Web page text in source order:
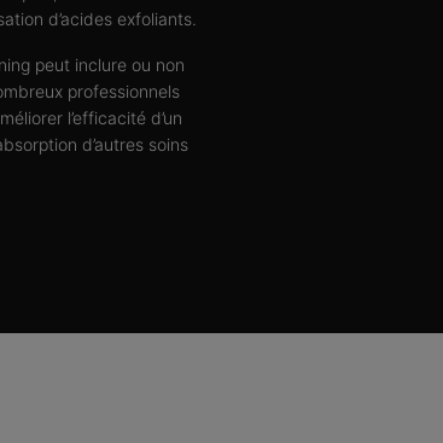
d’acides exfoliants.
peut inclure ou non
professionnels
l’efficacité d’un
d’autres soins